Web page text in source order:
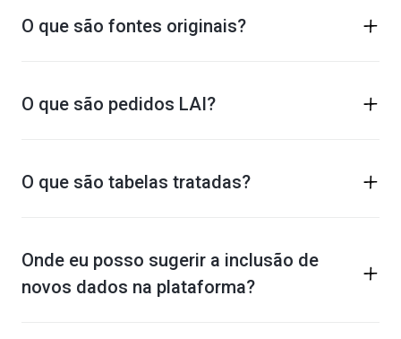
O que são fontes originais?
O que são pedidos LAI?
O que são tabelas tratadas?
Onde eu posso sugerir a inclusão de
novos dados na plataforma?